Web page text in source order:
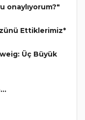
onaylıyorum?"
Ettiklerimiz*
Üç Büyük